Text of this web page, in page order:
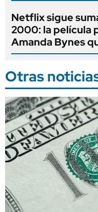
Netflix sigue
2000: la película
Amanda Bynes
Otras